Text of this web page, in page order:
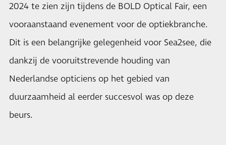
2024 te zien zijn tijdens de BOLD Optical Fair, een
vooraanstaand evenement voor de optiekbranche.
Dit is een belangrijke gelegenheid voor Sea2see, die
dankzij de vooruitstrevende houding van
Nederlandse opticiens op het gebied van
duurzaamheid al eerder succesvol was op deze
beurs.